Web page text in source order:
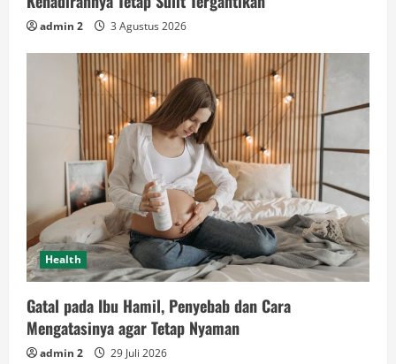
admin 2 3 Agustus 2026
Health
Gatal pada Ibu Hamil, Penyebab dan Cara
Mengatasinya agar Tetap Nyaman
admin 2 29 Juli 2026